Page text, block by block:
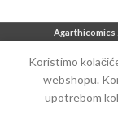
Agarthicomics
Koristimo
webshopu.
upotrebom